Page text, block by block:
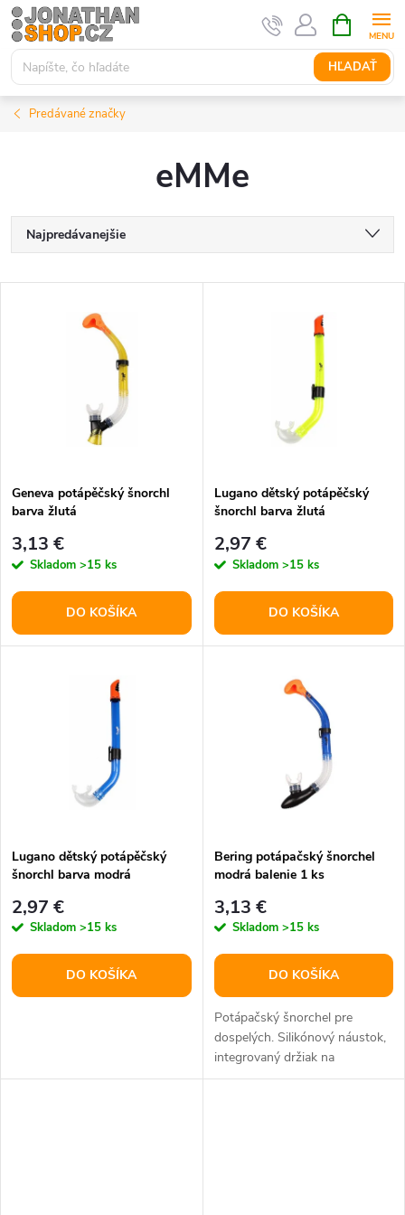
Prejsť
na
obsah
HĽADAŤ
KOŠÍK
Predávané značky
eMMe
R
a
e
p
r
o
o
v
Najpredávanejšie
s
p
r
o
o
v
Geneva potápěčský šnorchl
barva žlutá
3,13 €
Skladom >15 ks
DO KOŠÍKA
Lugano dětský potápěčský
šnorchl barva žlutá
2,97 €
Skladom >15 ks
DO KOŠÍKA
Lugano dětský potápěčský
šnorchl barva modrá
2,97 €
Skladom >15 ks
DO KOŠÍKA
Bering potápačský šnorchel
modrá balenie 1 ks
3,13 €
Skladom >15 ks
DO KOŠÍKA
Potápačský šnorchel pre
dospelých. Silikónový náustok,
integrovaný držiak na
pripevnenie okuliarov.